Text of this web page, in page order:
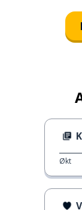
Økt